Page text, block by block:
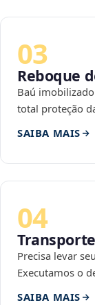
03
Reboque
Baú
total proteção
SAIBA MAIS
04
Precisa levar
Executamos o
SAIBA MAIS